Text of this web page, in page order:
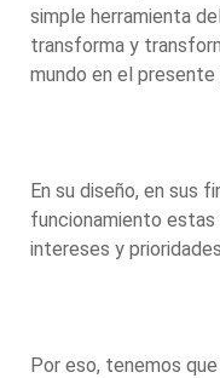
simple herramienta
transforma y
mundo en el presente
En su diseño, en sus
funcionamiento
intereses y prioridades.
Por eso, tenemos